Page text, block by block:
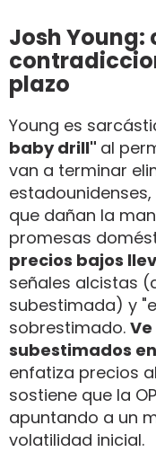
Josh
plazo
Young es
baby drill" al
van a terminar
que dañan la
promesas
precios bajos
señales alcistas
subestimada) y
sobrestimado.
subestimados
enfatiza precios
sostiene que la
apuntando a un
volatilidad inicial.